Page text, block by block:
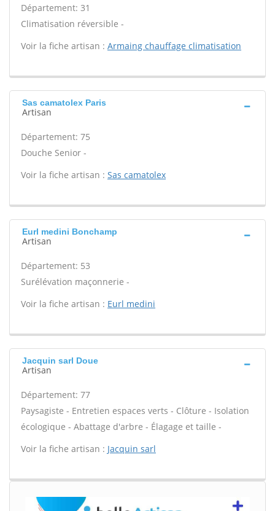
Département: 31
Climatisation réversible -
Voir la fiche artisan : Armaing chauffage climatisation
Sas camatolex Paris
Artisan
Département: 75
Douche Senior -
Voir la fiche artisan : Sas camatolex
Eurl medini Bonchamp
Artisan
Département: 53
Surélévation maçonnerie -
Voir la fiche artisan : Eurl medini
Jacquin sarl Doue
Artisan
Département: 77
Paysagiste - Entretien espaces verts - Clôture - Isolation
écologique - Abattage d'arbre - Élagage et taille -
Voir la fiche artisan : Jacquin sarl